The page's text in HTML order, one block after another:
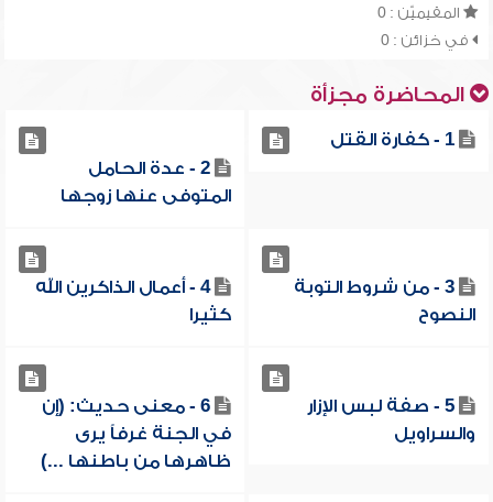
المقيميّن : 0
في خزائن : 0
المحاضرة مجزأة
1 - كفارة القتل
2 - عدة الحامل
المتوفى عنها زوجها
3 - من شروط التوبة
النصوح
4 - أعمال الذاكرين الله
كثيرا
5 - صفة لبس الإزار
والسراويل
6 - معنى حديث: (إن
في الجنة غرفاً يرى
ظاهرها من باطنها ...)